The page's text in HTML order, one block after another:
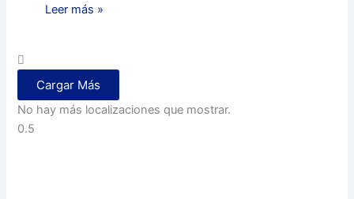
Leer más »
Cargar Más
No hay más localizaciones que mostrar.